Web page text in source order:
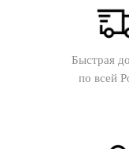
Быстрая
по всей